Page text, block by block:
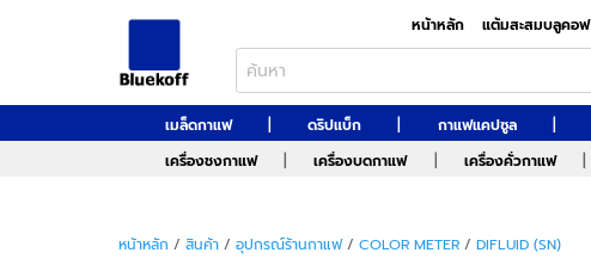
หน้าหลัก แต้มสะสมบลูคอฟ
เมล็ดกาแฟ | ดริปแบ็ก | กาแฟแคปซูล |
เครื่องชงกาแฟ
| เครื่องบดกาแฟ | เครื่องคั่วกาแฟ |
หน้าหลัก / สินค้า / อุปกรณ์ร้านกาแฟ/ COLOR METER / DIFLUID (SN)